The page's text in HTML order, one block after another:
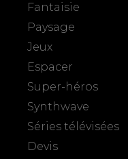
Fantaisie
Paysage
Jeux
Espacer
Super-héros
Synthwave
Séries télévisées
Devis